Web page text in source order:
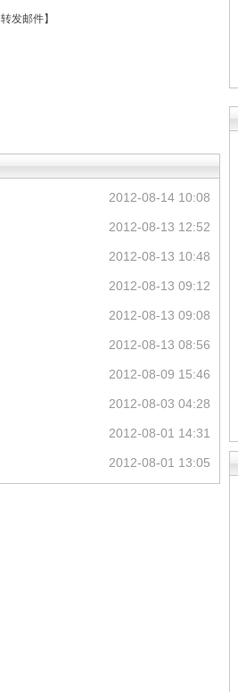
转发邮件】
2012-08-14 10:08
2012-08-13 12:52
2012-08-13 10:48
2012-08-13 09:12
2012-08-13 09:08
2012-08-13 08:56
2012-08-09 15:46
2012-08-03 04:28
2012-08-01 14:31
2012-08-01 13:05